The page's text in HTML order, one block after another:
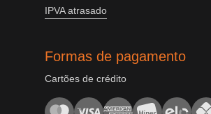
IPVA atrasado
Formas de pagamento
Cartões de crédito